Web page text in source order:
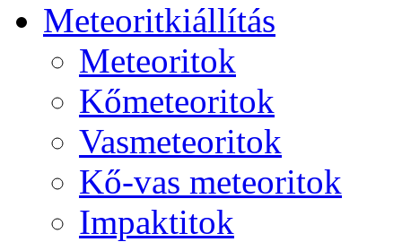
Me­te­o­rit­ki­ál­lí­tás
Me­te­o­ri­tok
Kő­me­te­o­ri­tok
Vas­me­te­o­ri­tok
Kő-vas me­te­o­ri­tok
Imp­ak­ti­tok